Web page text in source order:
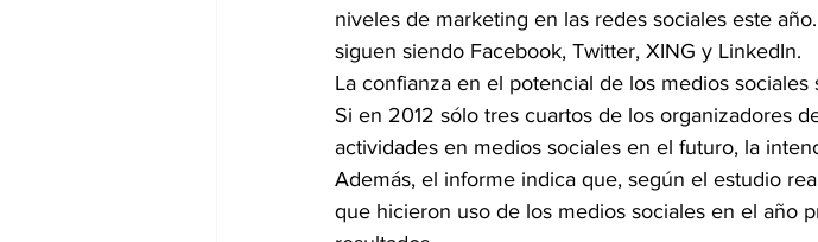
niveles de marketing en las redes sociales este
siguen siendo Facebook, Twitter, XING y LinkedIn.
La confianza en el potencial de los medios
Si en 2012 sólo tres cuartos de los organizadores
actividades en medios sociales en el futuro, la
Además, el informe indica que, según el estudio
que hicieron uso de los medios sociales en el año